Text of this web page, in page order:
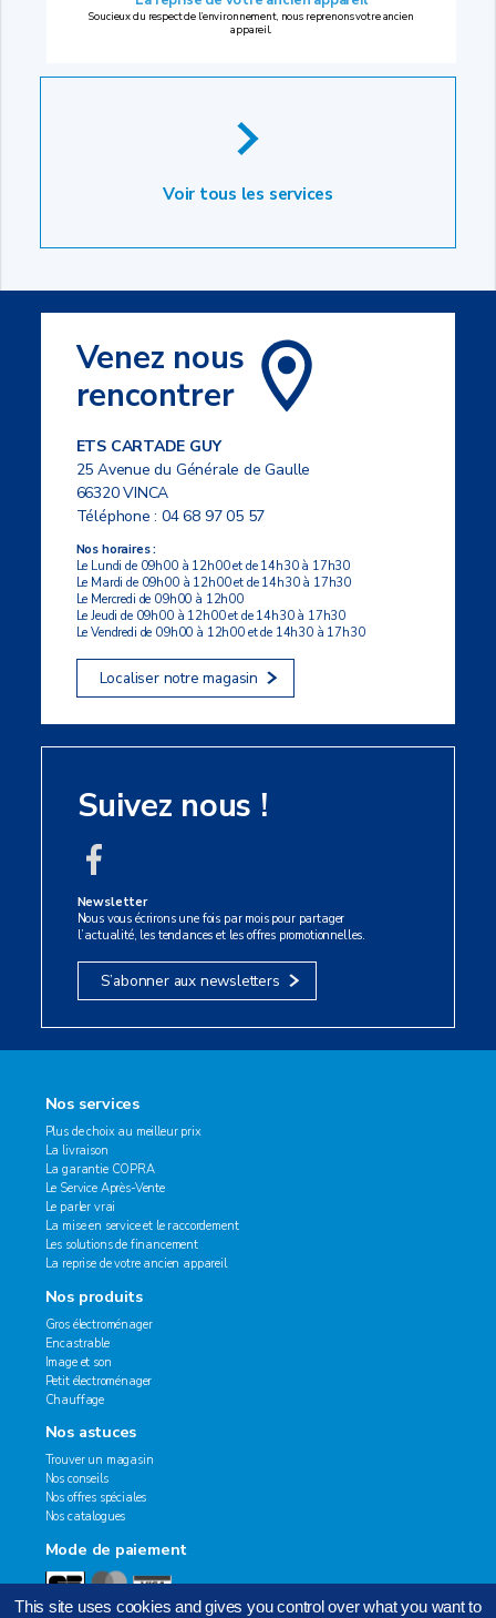
Soucieux du respect de l’environnement, nous reprenons votre ancien
appareil.
Voir tous les services
Venez nous
rencontrer
ETS CARTADE GUY
25 Avenue du Générale de Gaulle
66320 VINCA
Téléphone :04 68 97 05 57
Nos horaires :
Le Lundi de 09h00 à 12h00 et de 14h30 à 17h30
Le Mardi de 09h00 à 12h00 et de 14h30 à 17h30
Le Mercredi de 09h00 à 12h00
Le Jeudi de 09h00 à 12h00 et de 14h30 à 17h30
Le Vendredi de 09h00 à 12h00 et de 14h30 à 17h30
Localiser notre magasin
Suivez nous !
Newsletter
Nous vous écrirons une fois par mois pour partager
l’actualité, les tendances et les offres promotionnelles.
S’abonner aux newsletters
Nos services
Plus de choix au meilleur prix
La livraison
La garantie COPRA
Le Service Après-Vente
Le parler vrai
La mise en service et le raccordement
Les solutions de financement
La reprise de votre ancien appareil
Nos produits
Gros électroménager
Encastrable
Image et son
Petit électroménager
Chauffage
Nos astuces
Trouver un magasin
Nos conseils
Nos offres spéciales
Nos catalogues
Mode de paiement
This site uses cookies and gives you control over what you want to